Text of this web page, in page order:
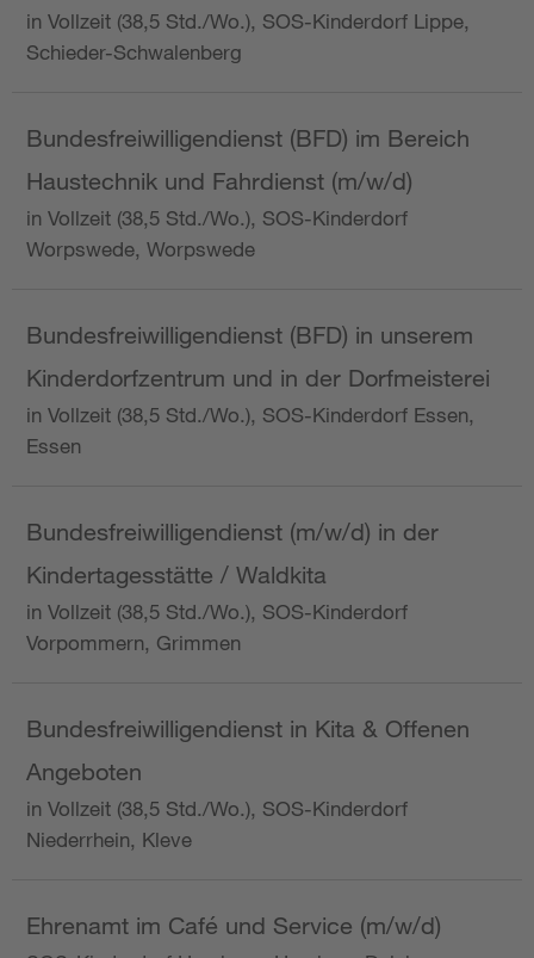
in Vollzeit (38,5 Std./Wo.), SOS-Kinderdorf Lippe,
Schieder-Schwalenberg
Bundesfreiwilligendienst (BFD) im Bereich
Haustechnik und Fahrdienst (m/w/d)
in Vollzeit (38,5 Std./Wo.), SOS-Kinderdorf
Worpswede, Worpswede
Bundesfreiwilligendienst (BFD) in unserem
Kinderdorfzentrum und in der Dorfmeisterei
in Vollzeit (38,5 Std./Wo.), SOS-Kinderdorf Essen,
Essen
Bundesfreiwilligendienst (m/w/d) in der
Kindertagesstätte / Waldkita
in Vollzeit (38,5 Std./Wo.), SOS-Kinderdorf
Vorpommern, Grimmen
Bundesfreiwilligendienst in Kita & Offenen
Angeboten
in Vollzeit (38,5 Std./Wo.), SOS-Kinderdorf
Niederrhein, Kleve
Ehrenamt im Café und Service (m/w/d)